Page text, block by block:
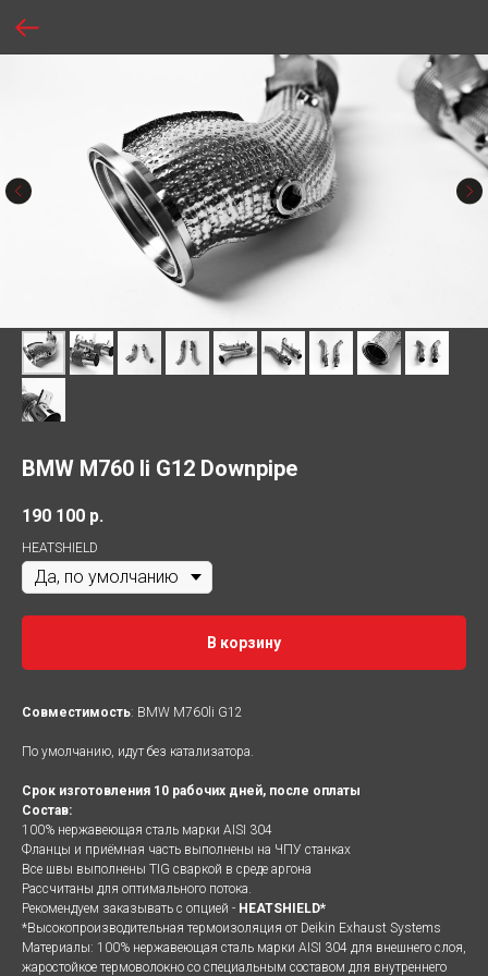
BMW M760 li G12 Downpipe
190 100 р.
HEATSHIELD
В корзину
Совместимость: BMW M760li G12
По умолчанию, идут без катализатора.
Срок изготовления 10 рабочих дней, после оплаты
Состав:
100% нержавеющая сталь марки AISI 304
Фланцы и приёмная часть выполнены на ЧПУ станках
Все швы выполнены TIG сваркой в среде аргона
Рассчитаны для оптимального потока.
Рекомендуем заказывать с опцией - HEATSHIELD*
*Высокопроизводительная термоизоляция от Deikin Exhaust Systems
Материалы: 100% нержавеющая сталь марки AISI 304 для внешнего слоя,
жаростойкое термоволокно со специальным составом для внутреннего